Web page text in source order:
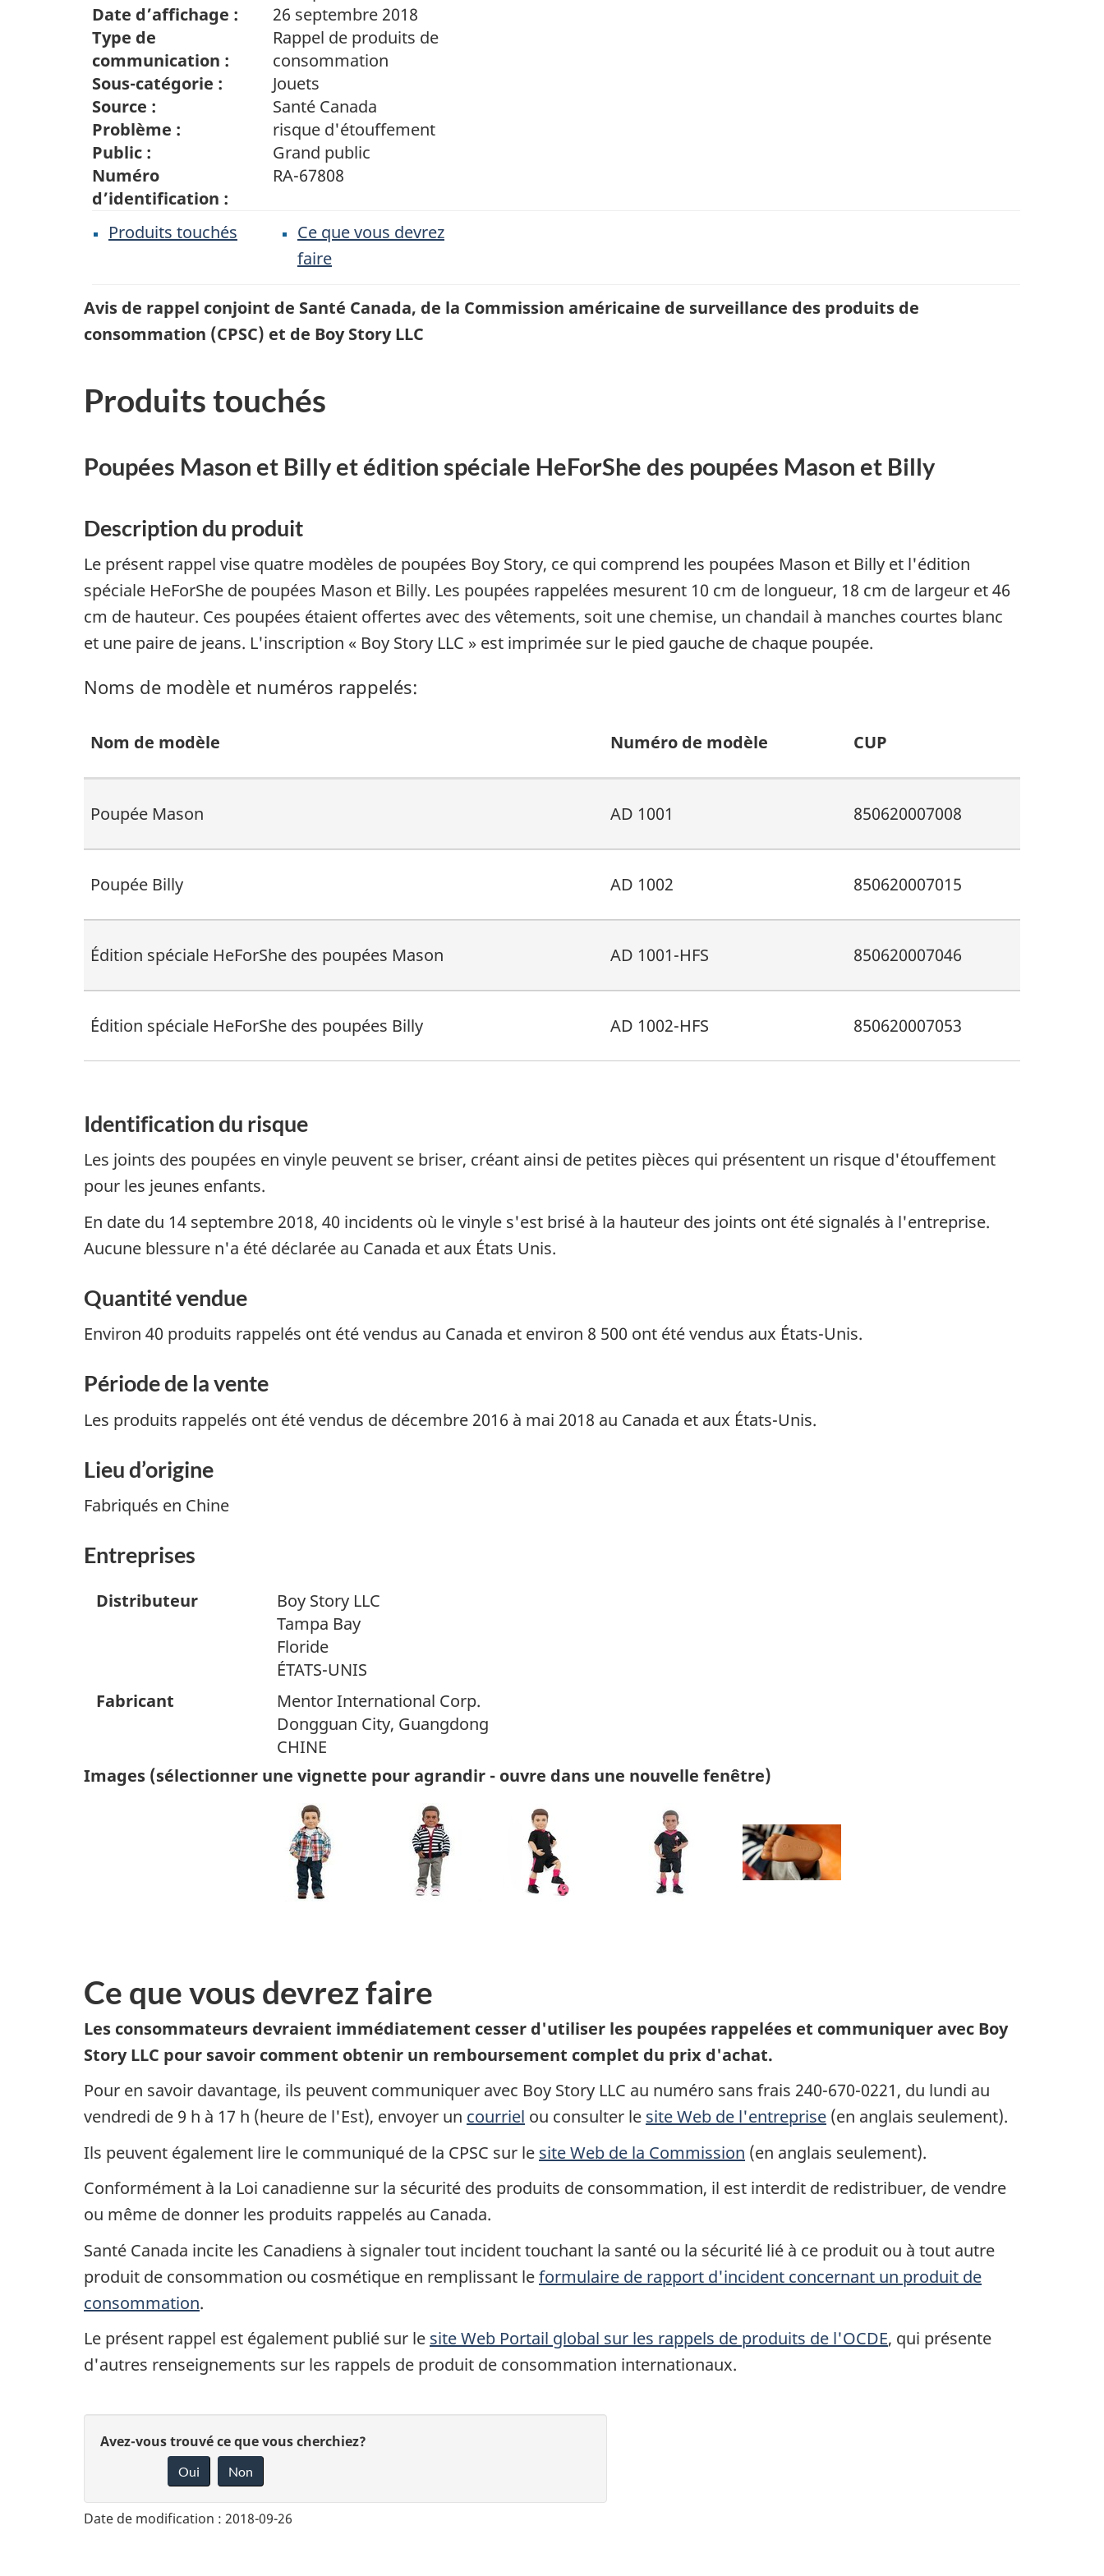
Date d’affichage :
26 septembre 2018
Type de
communication :
Rappel de produits de
consommation
Sous-catégorie :
Jouets
Source :
Santé Canada
Problème :
risque d'étouffement
Public :
Grand public
Numéro
d’identification :
RA-67808
Produits touchés
Ce que vous devrez
faire
Avis de rappel conjoint de Santé Canada, de la Commission américaine de surveillance des produits de
consommation (CPSC) et de Boy Story LLC
Produits touchés
Poupées Mason et Billy et édition spéciale HeForShe des poupées Mason et Billy
Description du produit
Le présent rappel vise quatre modèles de poupées Boy Story, ce qui comprend les poupées Mason et Billy et l'édition
spéciale HeForShe de poupées Mason et Billy. Les poupées rappelées mesurent 10 cm de longueur, 18 cm de largeur et 46
cm de hauteur. Ces poupées étaient offertes avec des vêtements, soit une chemise, un chandail à manches courtes blanc
et une paire de jeans. L'inscription « Boy Story LLC » est imprimée sur le pied gauche de chaque poupée.
Noms de modèle et numéros rappelés:
Nom de modèle Numéro de modèle CUP
Poupée Mason AD 1001 850620007008
Poupée Billy AD 1002 850620007015
Édition spéciale HeForShe des poupées Mason AD 1001-HFS 850620007046
Édition spéciale HeForShe des poupées Billy AD 1002-HFS 850620007053
Identification du risque
Les joints des poupées en vinyle peuvent se briser, créant ainsi de petites pièces qui présentent un risque d'étouffement
pour les jeunes enfants.
En date du 14 septembre 2018, 40 incidents où le vinyle s'est brisé à la hauteur des joints ont été signalés à l'entreprise.
Aucune blessure n'a été déclarée au Canada et aux États Unis.
Quantité vendue
Environ 40 produits rappelés ont été vendus au Canada et environ 8 500 ont été vendus aux États-Unis.
Période de la vente
Les produits rappelés ont été vendus de décembre 2016 à mai 2018 au Canada et aux États-Unis.
Lieu d’origine
Fabriqués en Chine
Entreprises
Distributeur
Boy Story LLC
Tampa Bay
Floride
ÉTATS-UNIS
Fabricant
Mentor International Corp.
Dongguan City, Guangdong
CHINE
Images (sélectionner une vignette pour agrandir - ouvre dans une nouvelle fenêtre)
Ce que vous devrez faire
Les consommateurs devraient immédiatement cesser d'utiliser les poupées rappelées et communiquer avec Boy
Story LLC pour savoir comment obtenir un remboursement complet du prix d'achat.
Pour en savoir davantage, ils peuvent communiquer avec Boy Story LLC au numéro sans frais 240-670-0221, du lundi au
vendredi de 9 h à 17 h (heure de l'Est), envoyer un courriel ou consulter le site Web de l'entreprise (en anglais seulement).
Ils peuvent également lire le communiqué de la CPSC sur le site Web de la Commission (en anglais seulement).
Conformément à la Loi canadienne sur la sécurité des produits de consommation, il est interdit de redistribuer, de vendre
ou même de donner les produits rappelés au Canada.
Santé Canada incite les Canadiens à signaler tout incident touchant la santé ou la sécurité lié à ce produit ou à tout autre
produit de consommation ou cosmétique en remplissant leformulaire de rapport d'incident concernant un produit de
consommation.
Le présent rappel est également publié sur le site Web Portail global sur les rappels de produits de l'OCDE, qui présente
d'autres renseignements sur les rappels de produit de consommation internationaux.
D
n
Avez-vous trouvé ce que vous cherchiez?
Oui Non
Date de modification : 2018-09-26